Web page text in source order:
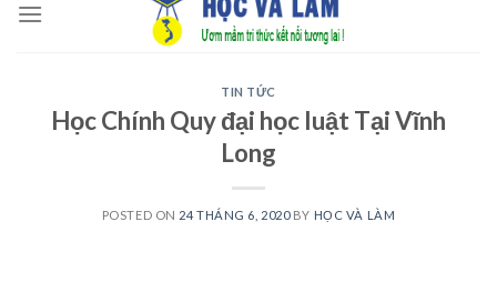
TIN TỨC
Học Chính Quy đại học luật Tại Vĩnh
Long
POSTED ON 24 THÁNG 6, 2020BY HỌC VÀ LÀM